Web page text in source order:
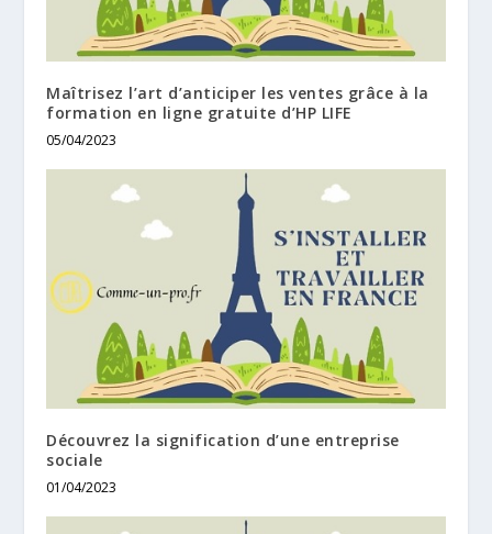
Maîtrisez l’art d’anticiper les ventes grâce à la
formation en ligne gratuite d’HP LIFE
05/04/2023
Découvrez la signification d’une entreprise
sociale
01/04/2023